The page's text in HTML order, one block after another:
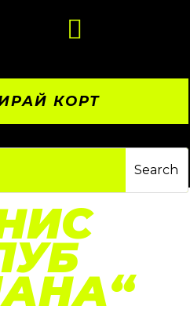

КОРТ
“